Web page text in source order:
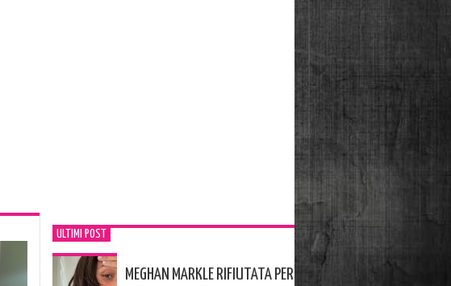
ULTIMI POST
MEGHAN MARKLE RIFIUTATA PER